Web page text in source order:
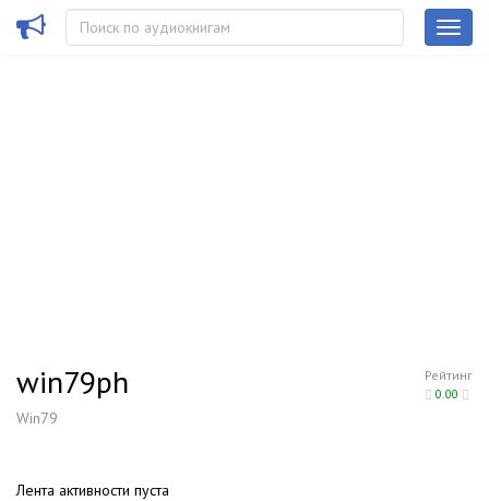
Рейтинг
0.00
win79ph
Win79
Лента активности пуста